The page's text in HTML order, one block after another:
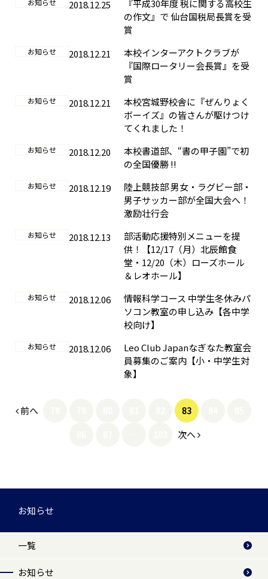
お知らせ 2018.12.25
『平成30年度 税に関する高校生
の作文』で 仙台国税局長賞を受
賞
お知らせ 2018.12.21
本校インターアクトクラブが
『国際ロータリー会長賞』を受
賞
お知らせ 2018.12.21
本校宮城野校舎に『ぜんりょく
ボーイズ』の皆さんが駆けつけ
てくれました！
お知らせ 2018.12.20
本校書道部、“書の甲子園”で初
の全国優勝 !!
お知らせ 2018.12.19
陸上競技部 男女・ラグビー部・
男子サッカー部が全国大会へ！
激励壮行会
お知らせ 2018.12.13
部活動応援特別メニューを提
供！【12/17（月）北辰館食
堂・12/20（木）ローズホール
＆レオホール】
お知らせ 2018.12.06
情報科学コース 中学生冬休みパ
ソコン教室の申し込み【各中学
校向け】
お知らせ 2018.12.06
Leo Club Japanなぎなた教室会
員募集のご案内【小・中学生対
象】
前へ 83
次へ
お知らせ
一覧
お知らせ